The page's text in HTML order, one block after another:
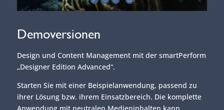
Demoversionen
Design und Content Management mit der smartPerform
„Designer Edition Advanced“.
Starten Sie mit einer Beispielanwendung, passend zu
ihrer Lösung bzw. ihrem Einsatzbereich. Die komplette